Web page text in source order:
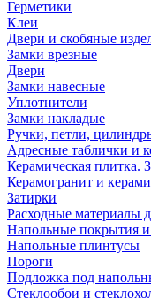
Герметики
Клеи
Двери и скобяные
Замки врезные
Двери
Замки навесные
Уплотнители
Замки накладые
Ручки, петли,
Адресные таблички и
Керамическая плитка.
Керамогранит и
Затирки
Расходные материалы
Напольные покрытия
Напольные плинтусы
Пороги
Подложка под
Стеклообои и